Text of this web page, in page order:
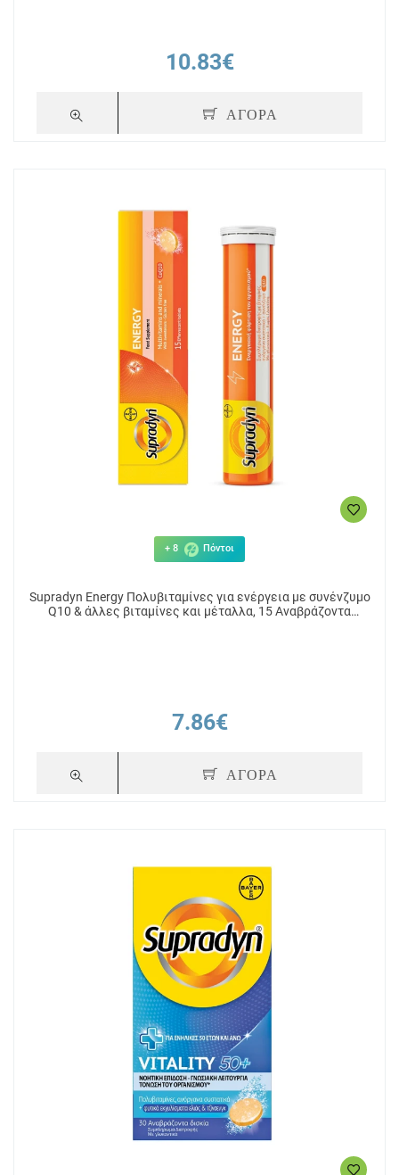
10.83€
ΑΓΟΡΑ
+ 8 Πόντοι
Supradyn Energy Πολυβιταμίνες για ενέργεια με συνένζυμο
Q10 & άλλες βιταμίνες και μέταλλα, 15 Αναβράζοντα
7.86€
ΑΓΟΡΑ